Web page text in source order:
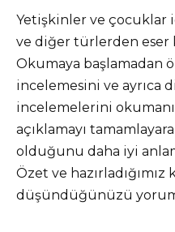
Yetişkinler ve çocuklar
ve diğer türlerden eser
Okumaya başlamadan
incelemesini ve ayrıca
incelemelerini
açıklamayı
olduğunu daha iyi
Özet ve
düşündüğünüzü